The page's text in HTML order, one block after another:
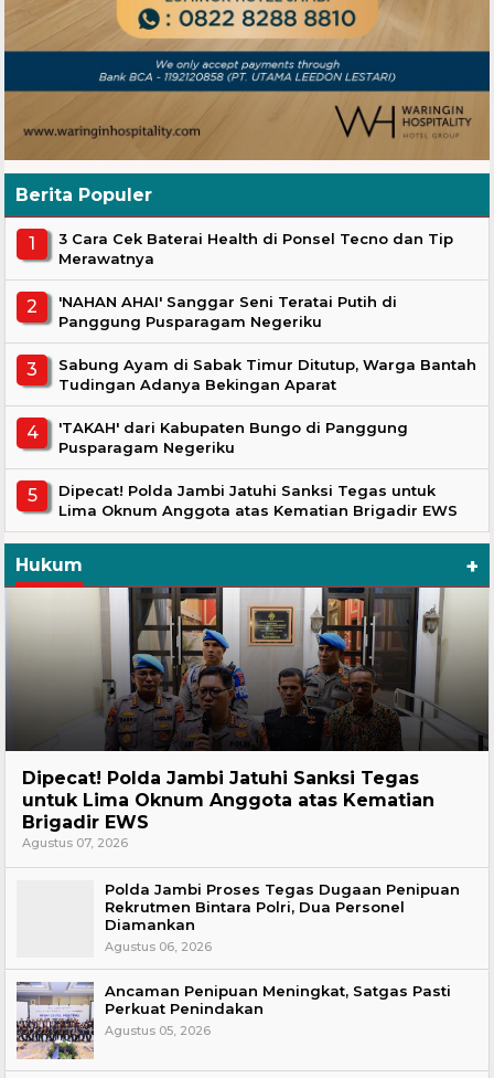
Berita Populer
3 Cara Cek Baterai Health di Ponsel Tecno dan Tip
Merawatnya
'NAHAN AHAI' Sanggar Seni Teratai Putih di
Panggung Pusparagam Negeriku
Sabung Ayam di Sabak Timur Ditutup, Warga Bantah
Tudingan Adanya Bekingan Aparat
'TAKAH' dari Kabupaten Bungo di Panggung
Pusparagam Negeriku
Dipecat! Polda Jambi Jatuhi Sanksi Tegas untuk
Lima Oknum Anggota atas Kematian Brigadir EWS
Hukum +
Dipecat! Polda Jambi Jatuhi Sanksi Tegas
untuk Lima Oknum Anggota atas Kematian
Brigadir EWS
Agustus 07, 2026
Polda Jambi Proses Tegas Dugaan Penipuan
Rekrutmen Bintara Polri, Dua Personel
Diamankan
Agustus 06, 2026
Ancaman Penipuan Meningkat, Satgas Pasti
Perkuat Penindakan
Agustus 05, 2026